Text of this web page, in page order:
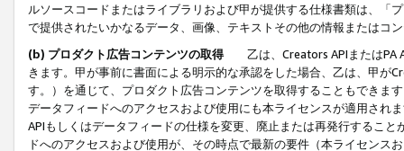
ルソースコードまたはライブラリおよび甲が提供する仕様書類は、「
で提供されたいかなるデータ、画像、テキストその他の情報またはコ
(b) プロダクト広告コンテンツの取得
乙は、Creators APIまたはPA
きます。甲が事前に書面による明示的な承認をした場合、乙は、甲が
す。）を通じて、プロダクト広告コンテンツを取得することもできま
データフィードへのアクセスおよび使用にも本ライセンスが適用され
APIもしくはデータフィードの仕様を変更、廃止または再発行するこ
ドへのアクセスおよび使用が、その時点で最新の要件（本ライセン